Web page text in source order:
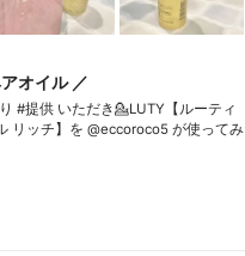
オイル ／
#提供 いただき⁡💁LUTY【ルーティ
リッチ】を @eccoroco5 が使ってみ